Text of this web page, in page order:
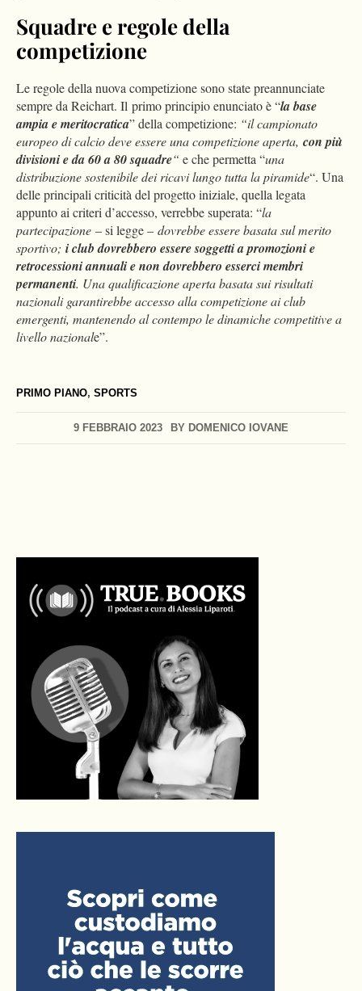
PRIMO PIANO, SPORTS
9 FEBBRAIO 2023 BY DOMENICO IOVANE
Squadre e regole della
competizione
Le regole della nuova competizione sono state preannunciate
sempre da Reichart. Il primo principio enunciato è “la base
ampia e meritocratica” della competizione: “il campionato
europeo di calcio deve essere una competizione aperta, con più
divisioni e da 60 a 80 squadre“ e che permetta “una
distribuzione sostenibile dei ricavi lungo tutta la piramide“. Una
delle principali criticità del progetto iniziale, quella legata
appunto ai criteri d’accesso, verrebbe superata: “la
partecipazione – si legge – dovrebbe essere basata sul merito
sportivo; i club dovrebbero essere soggetti a promozioni e
retrocessioni annuali e non dovrebbero esserci membri
permanenti. Una qualificazione aperta basata sui risultati
nazionali garantirebbe accesso alla competizione ai club
emergenti, mantenendo al contempo le dinamiche competitive a
livello nazionale”.